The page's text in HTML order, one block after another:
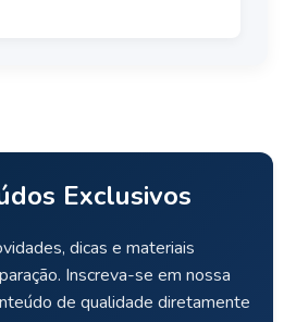
Exclusivos
dicas e materiais
Inscreva-se em nossa
de qualidade diretamente